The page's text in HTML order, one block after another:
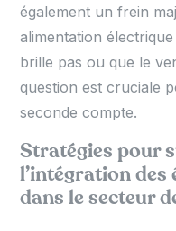
également un frein
alimentation
brille pas ou que le
question est cruciale
seconde compte.
Stratégies pour
l’intégration des
dans le secteur